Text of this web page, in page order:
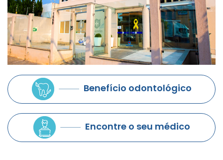
Benefício odontológico
Encontre o seu médico